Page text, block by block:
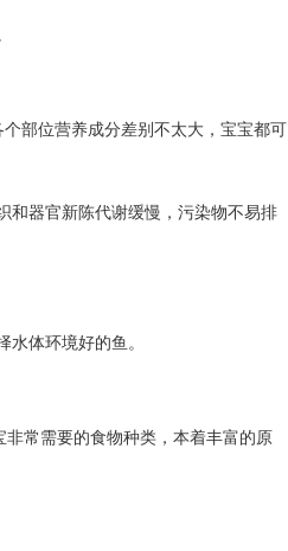
部位营养成分差别不太大，宝宝都可
器官新陈代谢缓慢，污染物不易排
体环境好的鱼。
常需要的食物种类，本着丰富的原